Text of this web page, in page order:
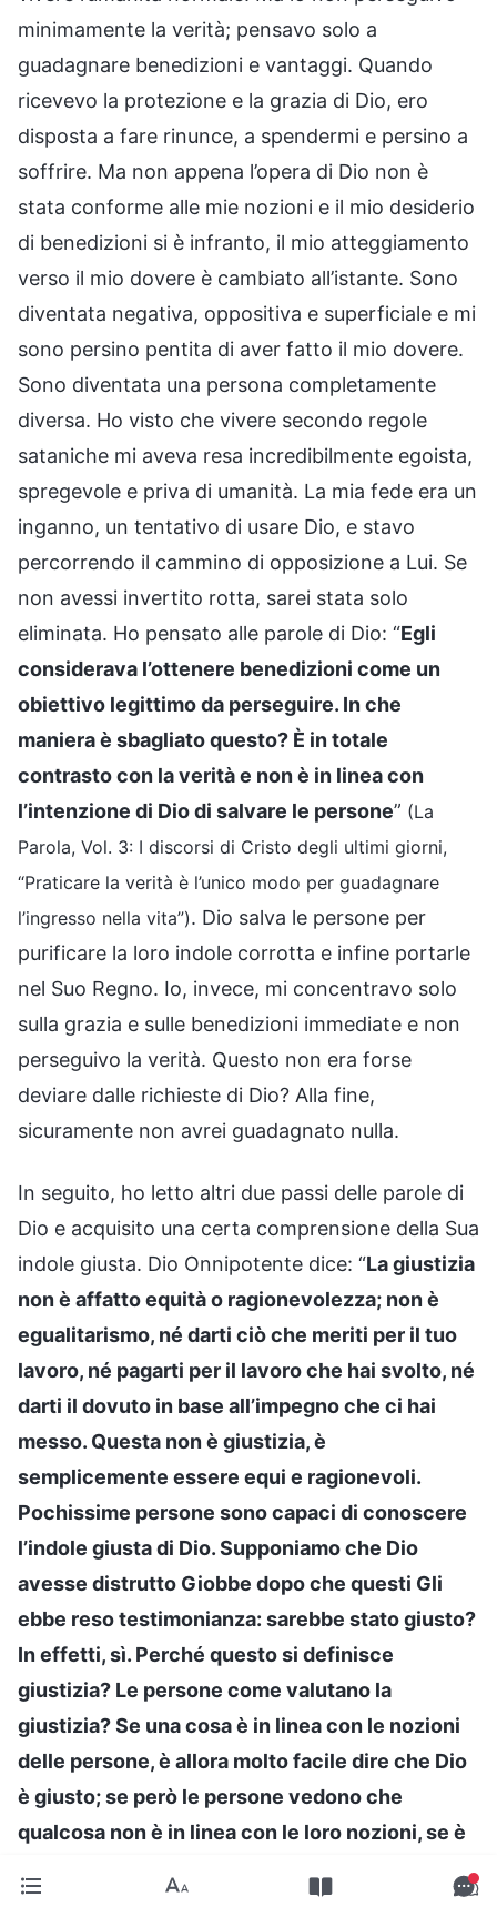
minimamente la verità; pensavo solo a
guadagnare benedizioni e vantaggi. Quando
ricevevo la protezione e la grazia di Dio, ero
disposta a fare rinunce, a spendermi e persino a
soffrire. Ma non appena l’opera di Dio non è
stata conforme alle mie nozioni e il mio desiderio
di benedizioni si è infranto, il mio atteggiamento
verso il mio dovere è cambiato all’istante. Sono
diventata negativa, oppositiva e superficiale e mi
sono persino pentita di aver fatto il mio dovere.
Sono diventata una persona completamente
diversa. Ho visto che vivere secondo regole
sataniche mi aveva resa incredibilmente egoista,
spregevole e priva di umanità. La mia fede era un
inganno, un tentativo di usare Dio, e stavo
percorrendo il cammino di opposizione a Lui. Se
non avessi invertito rotta, sarei stata solo
eliminata. Ho pensato alle parole di Dio: “Egli
considerava l’ottenere benedizioni come un
obiettivo legittimo da perseguire. In che
maniera è sbagliato questo? È in totale
contrasto con la verità e non è in linea con
l’intenzione di Dio di salvare le persone” (La
Parola, Vol. 3: I discorsi di Cristo degli ultimi giorni,
“Praticare la verità è l’unico modo per guadagnare
l’ingresso nella vita”). Dio salva le persone per
purificare la loro indole corrotta e infine portarle
nel Suo Regno. Io, invece, mi concentravo solo
sulla grazia e sulle benedizioni immediate e non
perseguivo la verità. Questo non era forse
deviare dalle richieste di Dio? Alla fine,
sicuramente non avrei guadagnato nulla.
In seguito, ho letto altri due passi delle parole di
Dio e acquisito una certa comprensione della Sua
indole giusta. Dio Onnipotente dice: “La giustizia
non è affatto equità o ragionevolezza; non è
egualitarismo, né darti ciò che meriti per il tuo
lavoro, né pagarti per il lavoro che hai svolto, né
darti il dovuto in base all’impegno che ci hai
messo. Questa non è giustizia, è
semplicemente essere equi e ragionevoli.
Pochissime persone sono capaci di conoscere
l’indole giusta di Dio. Supponiamo che Dio
avesse distrutto Giobbe dopo che questi Gli
ebbe reso testimonianza: sarebbe stato giusto?
In effetti, sì. Perché questo si definisce
giustizia? Le persone come valutano la
giustizia? Se una cosa è in linea con le nozioni
delle persone, è allora molto facile dire che Dio
è giusto; se però le persone vedono che
qualcosa non è in linea con le loro nozioni, se è
sarà allora difficile dire che Dio è giusto. Se Dio